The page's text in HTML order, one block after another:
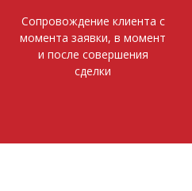
Сопровождение клиента с
момента заявки, в момент
и после совершения
сделки